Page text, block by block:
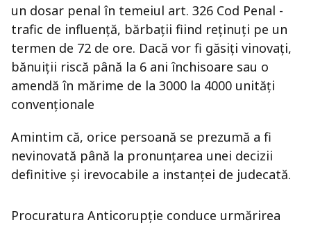
un dosar penal în temeiul art. 326 Cod Penal -
trafic de influenţă, bărbaţii fiind reținuți pe un
termen de 72 de ore. Dacă vor fi găsiți vinovați,
bănuiții riscă până la 6 ani închisoare sau o
amendă în mărime de la 3000 la 4000 unităţi
convenţionale
Amintim că, orice persoană se prezumă a fi
nevinovată până la pronunţarea unei decizii
definitive şi irevocabile a instanţei de judecată.
Procuratura Anticorupţie conduce urmărirea